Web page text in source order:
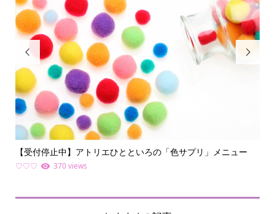

【受付停止中】アトリエひとといろの「色サプリ」メニュー
♡♡♡ 370 views
